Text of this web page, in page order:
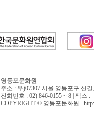
영등포문화원
주소 : 우)07307 서울 영등포구 신
전화번호 : 02) 846-0155 ~ 8 | 팩스 :
COPYRIGHT © 영등포문화원 .